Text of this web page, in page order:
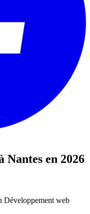
Nantes en 2026
Développement web